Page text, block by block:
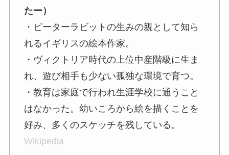
たー）
・ピーターラビットの生みの親として知ら
れるイギリスの絵本作家。
・ヴィクトリア時代の上位中産階級に生ま
れ、遊び相手も少ない孤独な環境で育つ。
・教育は家庭で行われ生涯学校に通うこと
はなかった。幼いころから絵を描くことを
好み、多くのスケッチを残している。
Wikipedia